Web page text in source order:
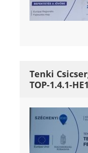
Tenki
TOP-1.4.1-